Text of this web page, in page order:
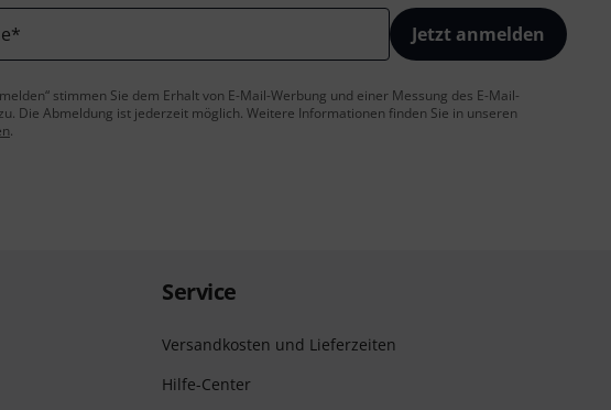
* Jetzt anmelden
stimmen Sie dem Erhalt von E-Mail-Werbung und einer Messung des E-Mail-
Die Abmeldung ist jederzeit möglich. Weitere Informationen finden Sie in unseren
.
Service
Versandkosten und Lieferzeiten
Hilfe-Center